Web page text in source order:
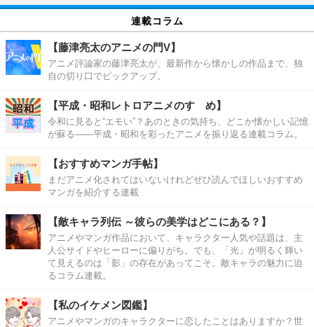
連載コラム
【藤津亮太のアニメの門V】
アニメ評論家の藤津亮太が、最新作から懐かしの作品まで、独
自の切り口でピックアップ。
【平成・昭和レトロアニメのすゝめ】
令和に見ると“エモい”？あのときの気持ち、どこか懐かしい記憶
が蘇る――平成・昭和を彩ったアニメを振り返る連載コラム。
【おすすめマンガ手帖】
まだアニメ化されてはいないけれどぜひ読んでほしいおすすめ
マンガを紹介する連載
【敵キャラ列伝 ～彼らの美学はどこにある？】
アニメやマンガ作品において、キャラクター人気や話題は、主
人公サイドやヒーローに偏りがち。でも、「光」が明るく輝い
て見えるのは「影」の存在があってこそ。敵キャラの魅力に迫
るコラム連載。
【私のイケメン図鑑】
アニメやマンガのキャラクターに恋したことはありますか？世